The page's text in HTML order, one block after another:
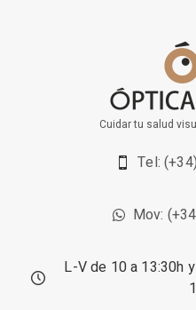
Cuidar tu salud
Tel:
Mov:
L-V de 10 a 13:30h